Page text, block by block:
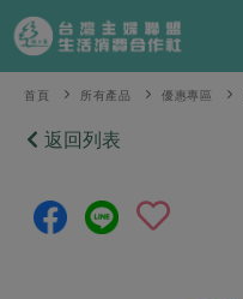
產品分類
當季蔬果
芽苗類
食譜料理
食材
特別企畫
首頁 所有產品 優惠專區
返回列表